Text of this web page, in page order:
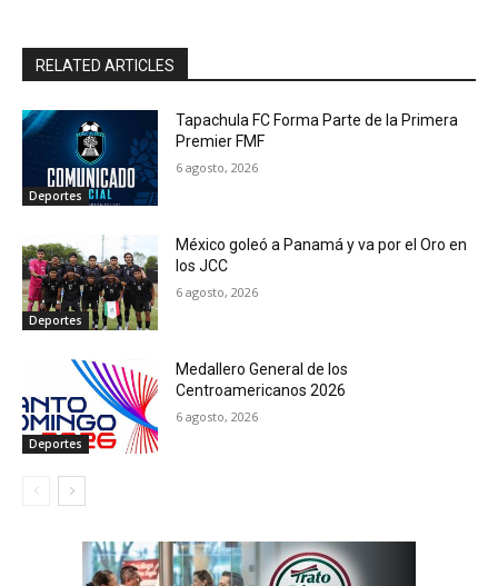
RELATED ARTICLES
Deportes
Tapachula FC Forma Parte de la Primera
Premier FMF
6 agosto, 2026
Deportes
México goleó a Panamá y va por el Oro en
los JCC
6 agosto, 2026
Deportes
Medallero General de los
Centroamericanos 2026
6 agosto, 2026